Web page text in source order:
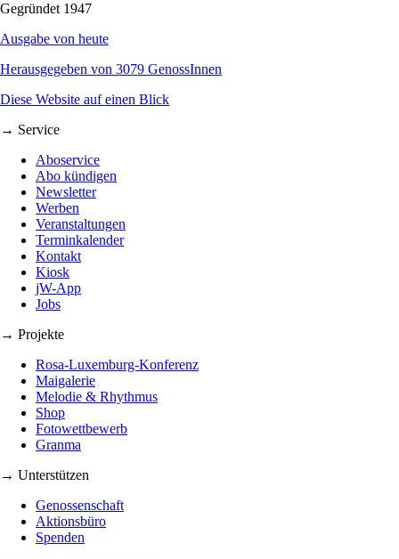
Gegründet 1947
Ausgabe von heute
Herausgegeben von 3079 GenossInnen
Diese Website auf einen Blick
→ Service
Aboservice
Abo kündigen
Newsletter
Werben
Veranstaltungen
Terminkalender
Kontakt
Kiosk
jW-App
Jobs
→ Projekte
Rosa-Luxemburg-Konferenz
Maigalerie
Melodie & Rhythmus
Shop
Fotowettbewerb
Granma
→ Unterstützen
Genossenschaft
Aktionsbüro
Spenden